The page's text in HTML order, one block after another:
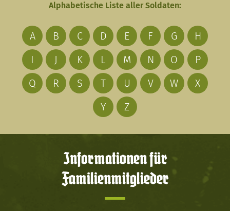
Alphabetische Liste aller Soldaten:
A B C D E F G
H
I
J K L M N O
P
Q
R S T U V W
X
Y
Z
Informationen für
Familienmitglieder